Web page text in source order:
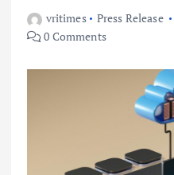
vritimes Press Release
0 Comments